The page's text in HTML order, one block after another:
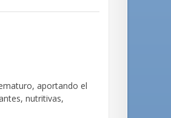
aportando el
nutritivas,